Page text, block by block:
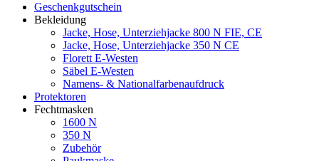
Geschenkgutschein
Bekleidung
Jacke, Hose, Unterziehjacke 800 N FIE, CE
Jacke, Hose, Unterziehjacke 350 N CE
Florett E-Westen
Säbel E-Westen
Namens- & Nationalfarbenaufdruck
Protektoren
Fechtmasken
1600 N
350 N
Zubehör